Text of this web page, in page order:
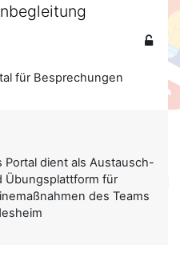
für Besprechungen
Portal dient als Austausch-
Übungsplattform für
des Teams